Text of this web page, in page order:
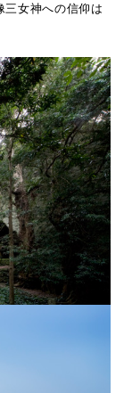
三女神への信仰は